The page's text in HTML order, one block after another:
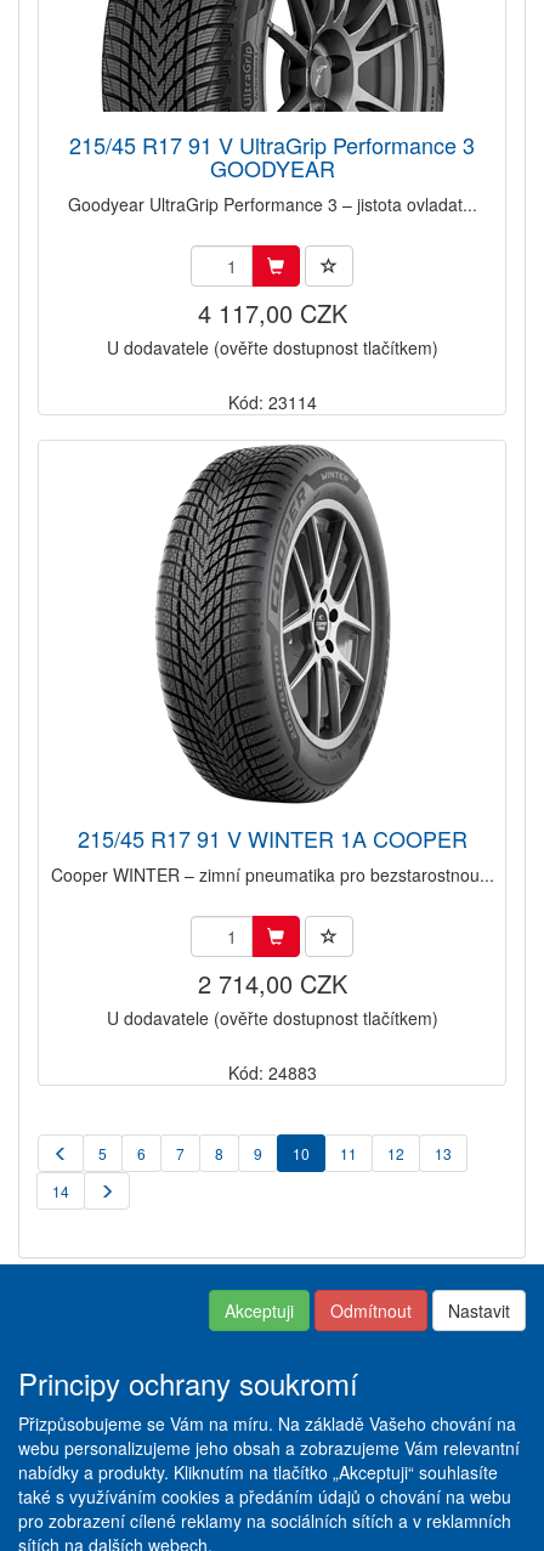
215/45 R17 91 V UltraGrip Performance 3
GOODYEAR
Goodyear UltraGrip Performance 3 – jistota ovladat...
4 117,00 CZK
U dodavatele (ověřte dostupnost tlačítkem)
Kód: 23114
215/45 R17 91 V WINTER 1A COOPER
Cooper WINTER – zimní pneumatika pro bezstarostnou...
2 714,00 CZK
U dodavatele (ověřte dostupnost tlačítkem)
Kód: 24883
5 6 7 8 9 10 11 12
13
14
Obchodní podmínky
Reklamační řád|Servis +
Pneuservis|Vše o
pneumatikách|Ceník služeb|
Galerie
Copyright © ABRA ESHOP
Stöckl spol. s r. o.
Nad obcí I/33
Akceptuji Odmítnout Nastavit
Principy ochrany soukromí
Přizpůsobujeme se Vám na míru. Na základě Vašeho chování na
webu personalizujeme jeho obsah a zobrazujeme Vám relevantní
nabídky a produkty. Kliknutím na tlačítko „Akceptuji“ souhlasíte
také s využíváním cookies a předáním údajů o chování na webu
pro zobrazení cílené reklamy na sociálních sítích a v reklamních
sítích na dalších webech.